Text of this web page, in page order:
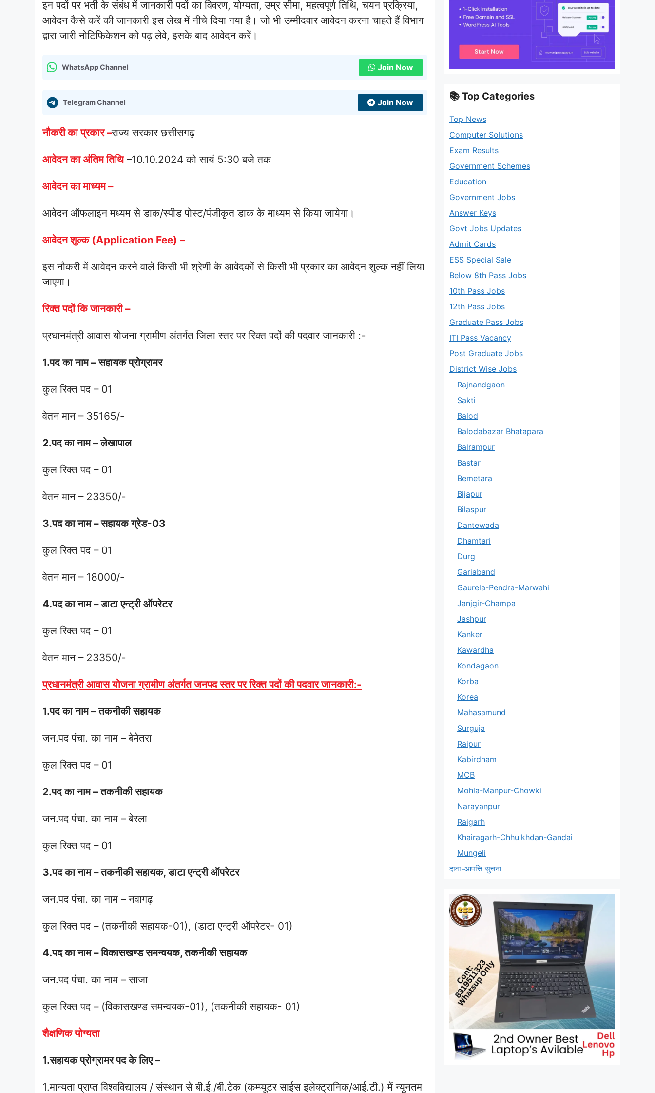
इन पदों पर भर्ती के संबंध में जानकारी पदों का विवरण, योग्यता, उम्र सीमा, महत्वपूर्ण तिथि, चयन प्रक्रिया,
आवेदन कैसे करें की जानकारी इस लेख में नीचे दिया गया है। जो भी उम्मीदवार आवेदन करना चाहते हैं विभाग
द्वारा जारी नोटिफिकेशन को पढ़ लेवे, इसके बाद आवेदन करें।
WhatsApp Channel Join Now
Telegram Channel Join Now
नौकरी का प्रकार –राज्य सरकार छत्तीसगढ़
आवेदन का अंतिम तिथि–10.10.2024 को सायं 5:30 बजे तक
आवेदन का माध्यम –
आवेदन ऑफलाइन मध्यम से डाक/स्पीड पोस्ट/पंजीकृत डाक के माध्यम से किया जायेगा।
आवेदन शुल्क (Application Fee) –
इस नौकरी में आवेदन करने वाले किसी भी श्रेणी के आवेदकों से किसी भी प्रकार का आवेदन शुल्क नहीं लिया
जाएगा।
रिक्त पदों कि जानकारी –
प्रधानमंत्री आवास योजना ग्रामीण अंतर्गत जिला स्तर पर रिक्त पदों की पदवार जानकारी :-
1.पद का नाम – सहायक प्रोग्रामर
कुल रिक्त पद – 01
वेतन मान – 35165/-
2.पद का नाम – लेखापाल
कुल रिक्त पद – 01
वेतन मान – 23350/-
3.पद का नाम – सहायक ग्रेड-03
कुल रिक्त पद – 01
वेतन मान – 18000/-
4.पद का नाम – डाटा एन्ट्री ऑपरेटर
कुल रिक्त पद – 01
वेतन मान – 23350/-
प्रधानमंत्री आवास योजना ग्रामीण अंतर्गत जनपद स्तर पर रिक्त पदों की पदवार जानकारी:-
1.पद का नाम – तकनीकी सहायक
जन.पद पंचा. का नाम – बेमेतरा
कुल रिक्त पद – 01
2.पद का नाम – तकनीकी सहायक
जन.पद पंचा. का नाम – बेरला
कुल रिक्त पद – 01
3.पद का नाम – तकनीकी सहायक, डाटा एन्ट्री ऑपरेटर
जन.पद पंचा. का नाम – नवागढ़
कुल रिक्त पद – (तकनीकी सहायक-01), (डाटा एन्ट्री ऑपरेटर- 01)
4.पद का नाम – विकासखण्ड समन्वयक, तकनीकी सहायक
जन.पद पंचा. का नाम – साजा
कुल रिक्त पद – (विकासखण्ड समन्वयक-01), (तकनीकी सहायक- 01)
शैक्षणिक योग्यता
1.सहायक प्रोग्रामर पद के लिए –
1.मान्यता प्राप्त विश्वविद्यालय / संस्थान से बी.ई./बी.टेक (कम्प्यूटर साईस इलेक्ट्रानिक/आई.टी.) में न्यूनतम
📚 Top Categories
Top News
Computer Solutions
Exam Results
Government Schemes
Education
Government Jobs
Answer Keys
Govt Jobs Updates
Admit Cards
ESS Special Sale
Below 8th Pass Jobs
10th Pass Jobs
12th Pass Jobs
Graduate Pass Jobs
ITI Pass Vacancy
Post Graduate Jobs
District Wise Jobs
Rajnandgaon
Sakti
Balod
Balodabazar Bhatapara
Balrampur
Bastar
Bemetara
Bijapur
Bilaspur
Dantewada
Dhamtari
Durg
Gariaband
Gaurela-Pendra-Marwahi
Janjgir-Champa
Jashpur
Kanker
Kawardha
Kondagaon
Korba
Korea
Mahasamund
Surguja
Raipur
Kabirdham
MCB
Mohla-Manpur-Chowki
Narayanpur
Raigarh
Khairagarh-Chhuikhdan-Gandai
Mungeli
दावा-आपत्ति सुचना